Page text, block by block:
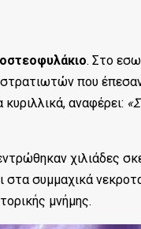
οστεοφυλάκιο. Στο
που
αναφέρει:
χιλιάδες
στα συμμαχικά
μνήμης.